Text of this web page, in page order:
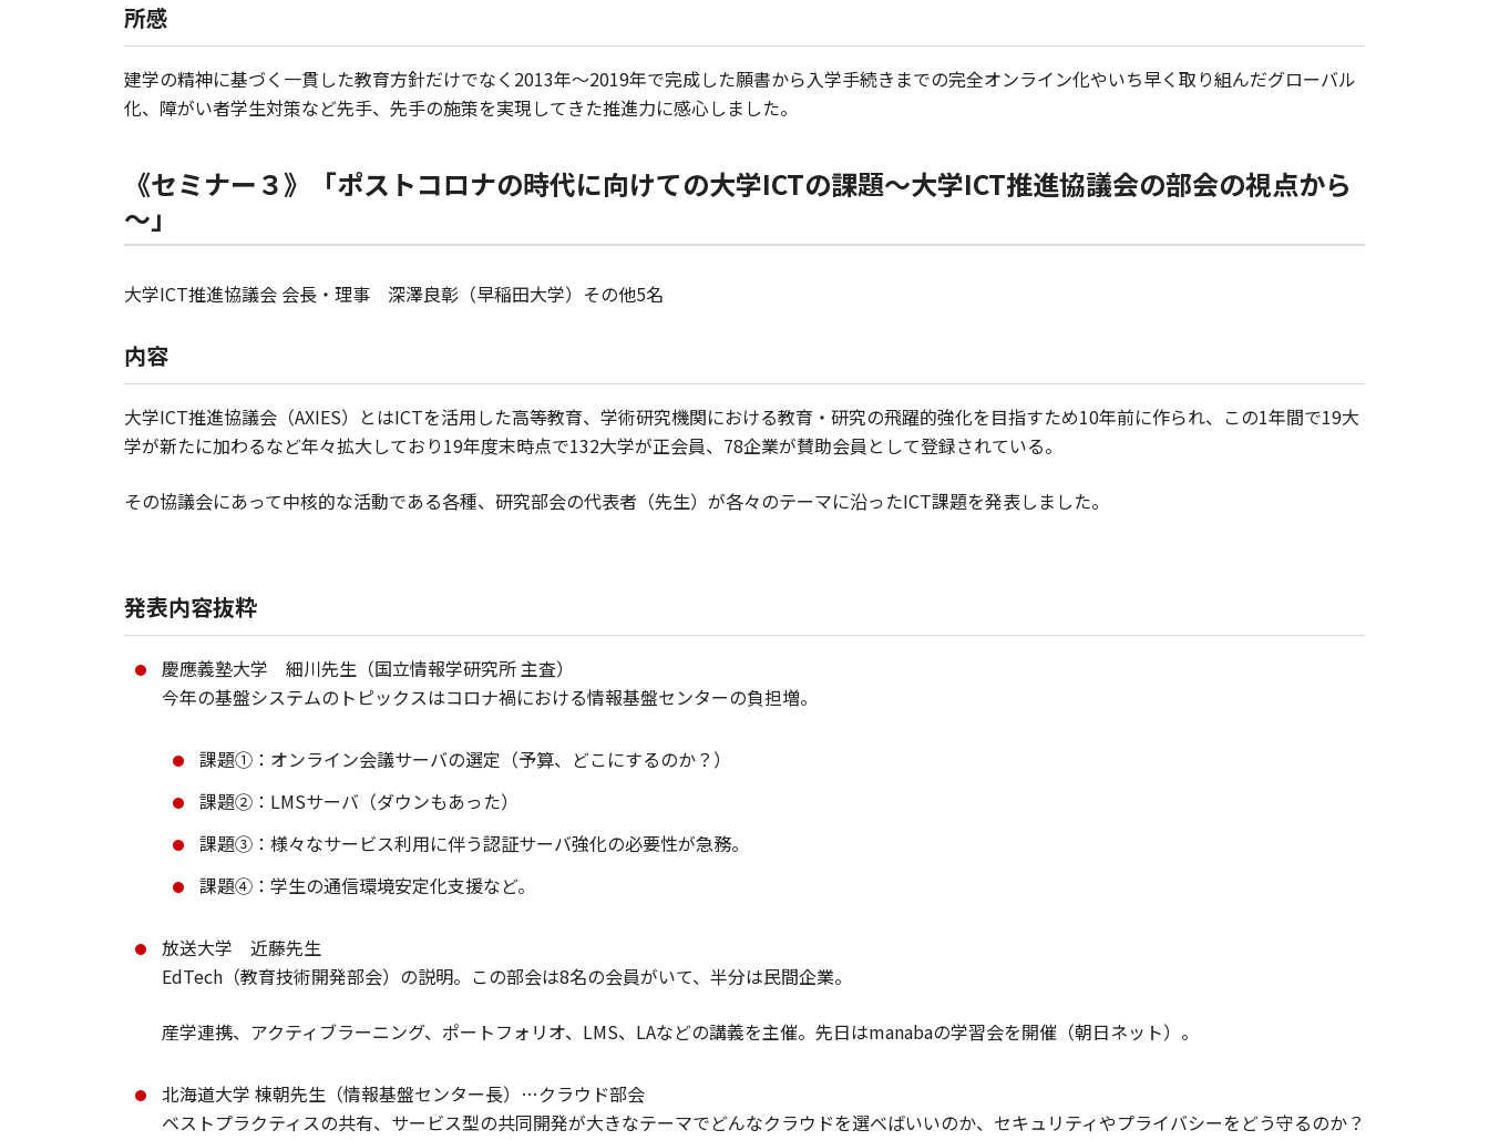
所感
建学の精神に基づく一貫した教育方針だけでなく2013年～2019年で完成した願書から入学手続きまでの完全オンライン化やいち早く取り組んだグローバル
化、障がい者学生対策など先手、先手の施策を実現してきた推進力に感心しました。
《セミナー３》「ポストコロナの時代に向けての大学ICTの課題～大学ICT推進協議会の部会の視点から
～」
大学ICT推進協議会 会長・理事 深澤良彰（早稲田大学）その他5名
内容
大学ICT推進協議会（AXIES）とはICTを活用した高等教育、学術研究機関における教育・研究の飛躍的強化を目指すため10年前に作られ、この1年間で19大
学が新たに加わるなど年々拡大しており19年度末時点で132大学が正会員、78企業が賛助会員として登録されている。
その協議会にあって中核的な活動である各種、研究部会の代表者（先生）が各々のテーマに沿ったICT課題を発表しました。
発表内容抜粋
慶應義塾大学 細川先生（国立情報学研究所 主査）
今年の基盤システムのトピックスはコロナ禍における情報基盤センターの負担増。
課題①：オンライン会議サーバの選定（予算、どこにするのか？）
課題②：LMSサーバ（ダウンもあった）
課題③：様々なサービス利用に伴う認証サーバ強化の必要性が急務。
課題④：学生の通信環境安定化支援など。
放送大学 近藤先生
EdTech（教育技術開発部会）の説明。この部会は8名の会員がいて、半分は民間企業。
産学連携、アクティブラーニング、ポートフォリオ、LMS、LAなどの講義を主催。先日はmanabaの学習会を開催（朝日ネット）。
北海道大学 棟朝先生（情報基盤センター長）…クラウド部会
ベストプラクティスの共有、サービス型の共同開発が大きなテーマでどんなクラウドを選べばいいのか、セキュリティやプライバシーをどう守るのか？